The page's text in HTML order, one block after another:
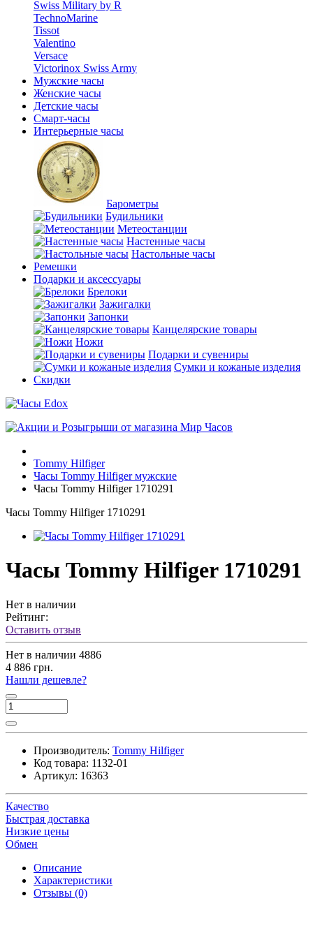
Swiss Military by R
TechnoMarine
Tissot
Valentino
Versace
Victorinox Swiss Army
Мужские часы
Женские часы
Детские часы
Смарт-часы
Интерьерные часы
Барометры
Будильники
Метеостанции
Настенные часы
Настольные часы
Ремешки
Подарки и аксессуары
Брелоки
Зажигалки
Запонки
Канцелярские товары
Ножи
Подарки и сувениры
Сумки и кожаные изделия
Скидки
Tommy Hilfiger
Часы Tommy Hilfiger мужские
Часы Tommy Hilfiger 1710291
Часы Tommy Hilfiger 1710291
Часы Tommy Hilfiger 1710291
Нет в наличии
Рейтинг:
Оставить отзыв
Нет в наличии 4886
4 886 грн.
Нашли дешевле?
Производитель: Tommy Hilfiger
Код товара: 1132-01
Артикул: 16363
Качество
Быстрая доставка
Низкие цены
Обмен
Описание
Характеристики
Отзывы (0)